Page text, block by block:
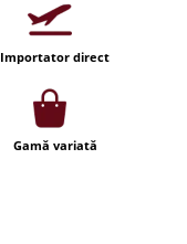
Importator direct
Gamă variată